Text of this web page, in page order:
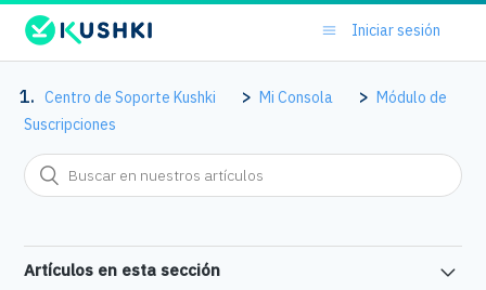
Iniciar sesión
Centro de Soporte Kushki Mi Consola
Módulo de
Suscripciones
Artículos en esta sección